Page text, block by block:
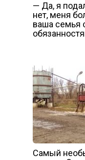
— Да, я
нет, меня
ваша семья
Самый